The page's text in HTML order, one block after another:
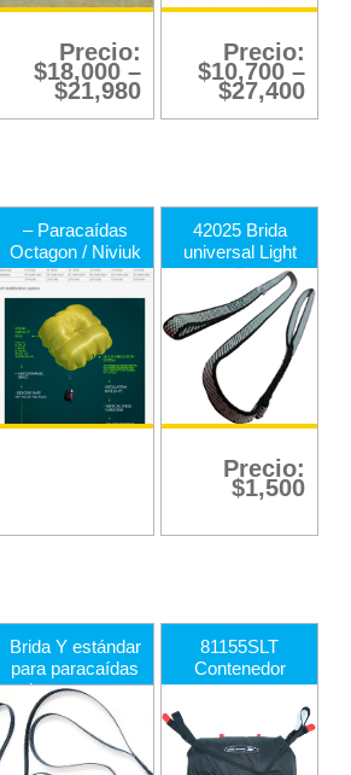
Precio:
$18,000–
$21,980
Precio:
$10,700 –
$27,400
– Paracaídas
Octagon / Niviuk
42025 Brida
universal Light
Precio:
$1,500
Brida Y estándar
para paracaídas
de paramotor
81155SLT
Contenedor
externo para
SLT